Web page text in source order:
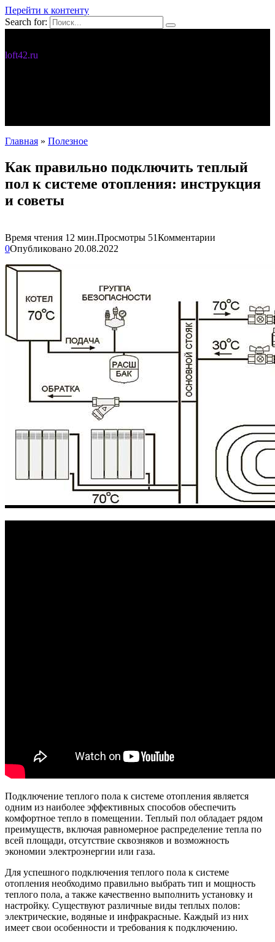
Перейти к контенту
Search for:
loft42.ru
Главная » Полезное
Как правильно подключить теплый
пол к системе отопления: инструкция
и советы
Время чтения 12 мин.Просмотры 51Комментарии
0Опубликовано 20.08.2022
Подключение теплого пола к системе отопления является
одним из наиболее эффективных способов обеспечить
комфортное тепло в помещении. Теплый пол обладает рядом
преимуществ, включая равномерное распределение тепла по
всей площади, отсутствие сквозняков и возможность
экономии электроэнергии или газа.
Для успешного подключения теплого пола к системе
отопления необходимо правильно выбрать тип и мощность
теплого пола, а также качественно выполнить установку и
настройку. Существуют различные виды теплых полов:
электрические, водяные и инфракрасные. Каждый из них
имеет свои особенности и требования к подключению.